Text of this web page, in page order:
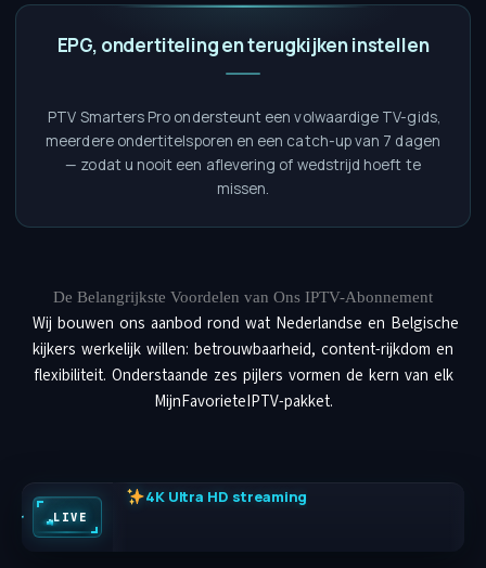
EPG, ondertiteling en terugkijken instellen
PTV Smarters Pro ondersteunt een volwaardige TV-gids,
meerdere ondertitelsporen en een catch-up van 7 dagen
— zodat u nooit een aflevering of wedstrijd hoeft te
missen.
De Belangrijkste Voordelen van Ons IPTV-Abonnement
Wij bouwen ons aanbod rond wat Nederlandse en Belgische
kijkers werkelijk willen: betrouwbaarheid, content-rijkdom en
flexibiliteit. Onderstaande zes pijlers vormen de kern van elk
MijnFavorieteIPTV-pakket.
LIVE
25.000+ live zenders